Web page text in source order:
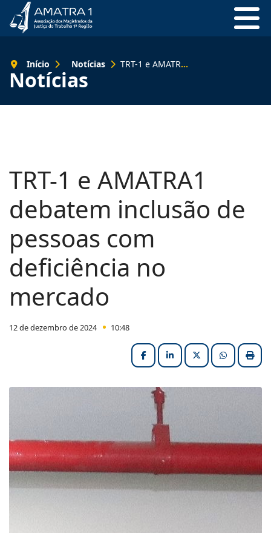
Notícias
Início Notícias TRT-1 e AMATRA1 debatem inclusão de pessoas com deficiência no mercado
TRT-1 e AMATRA1
debatem inclusão de
pessoas com
deficiência no
mercado
12 de dezembro de 2024 10:48
FacebookLinkedInX (formerly